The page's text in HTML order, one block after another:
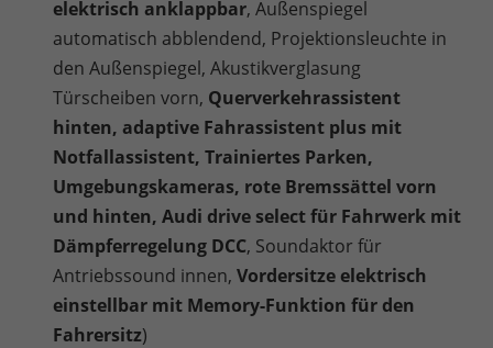
elektrisch anklappbar, Außenspiegel
automatisch abblendend, Projektionsleuchte in
den Außenspiegel, Akustikverglasung
Türscheiben vorn, Querverkehrassistent
hinten, adaptive Fahrassistent plus mit
Notfallassistent, Trainiertes Parken,
Umgebungskameras, rote Bremssättel vorn
und hinten, Audi drive select für Fahrwerk mit
Dämpferregelung DCC, Soundaktor für
Antriebssound innen, Vordersitze elektrisch
einstellbar mit Memory-Funktion für den
Fahrersitz)